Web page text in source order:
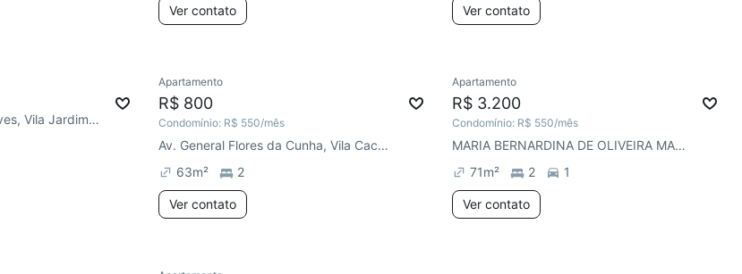
Ver contato Ver contato
R. Doutor Rodrigues Alves, Vila Jardim América
Apartamento
R$ 800
Condomínio: R$ 550/mês
Av. General Flores da Cunha, Vila Cachoeirinha
63m² 2
Ver contato
Apartamento
R$ 3.200
Condomínio: R$ 550/mês
MARIA BERNARDINA DE OLIVEIRA MACIEL, Vila Eunice Nova
71m² 2 1
Ver contato